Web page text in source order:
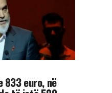
833 euro, në